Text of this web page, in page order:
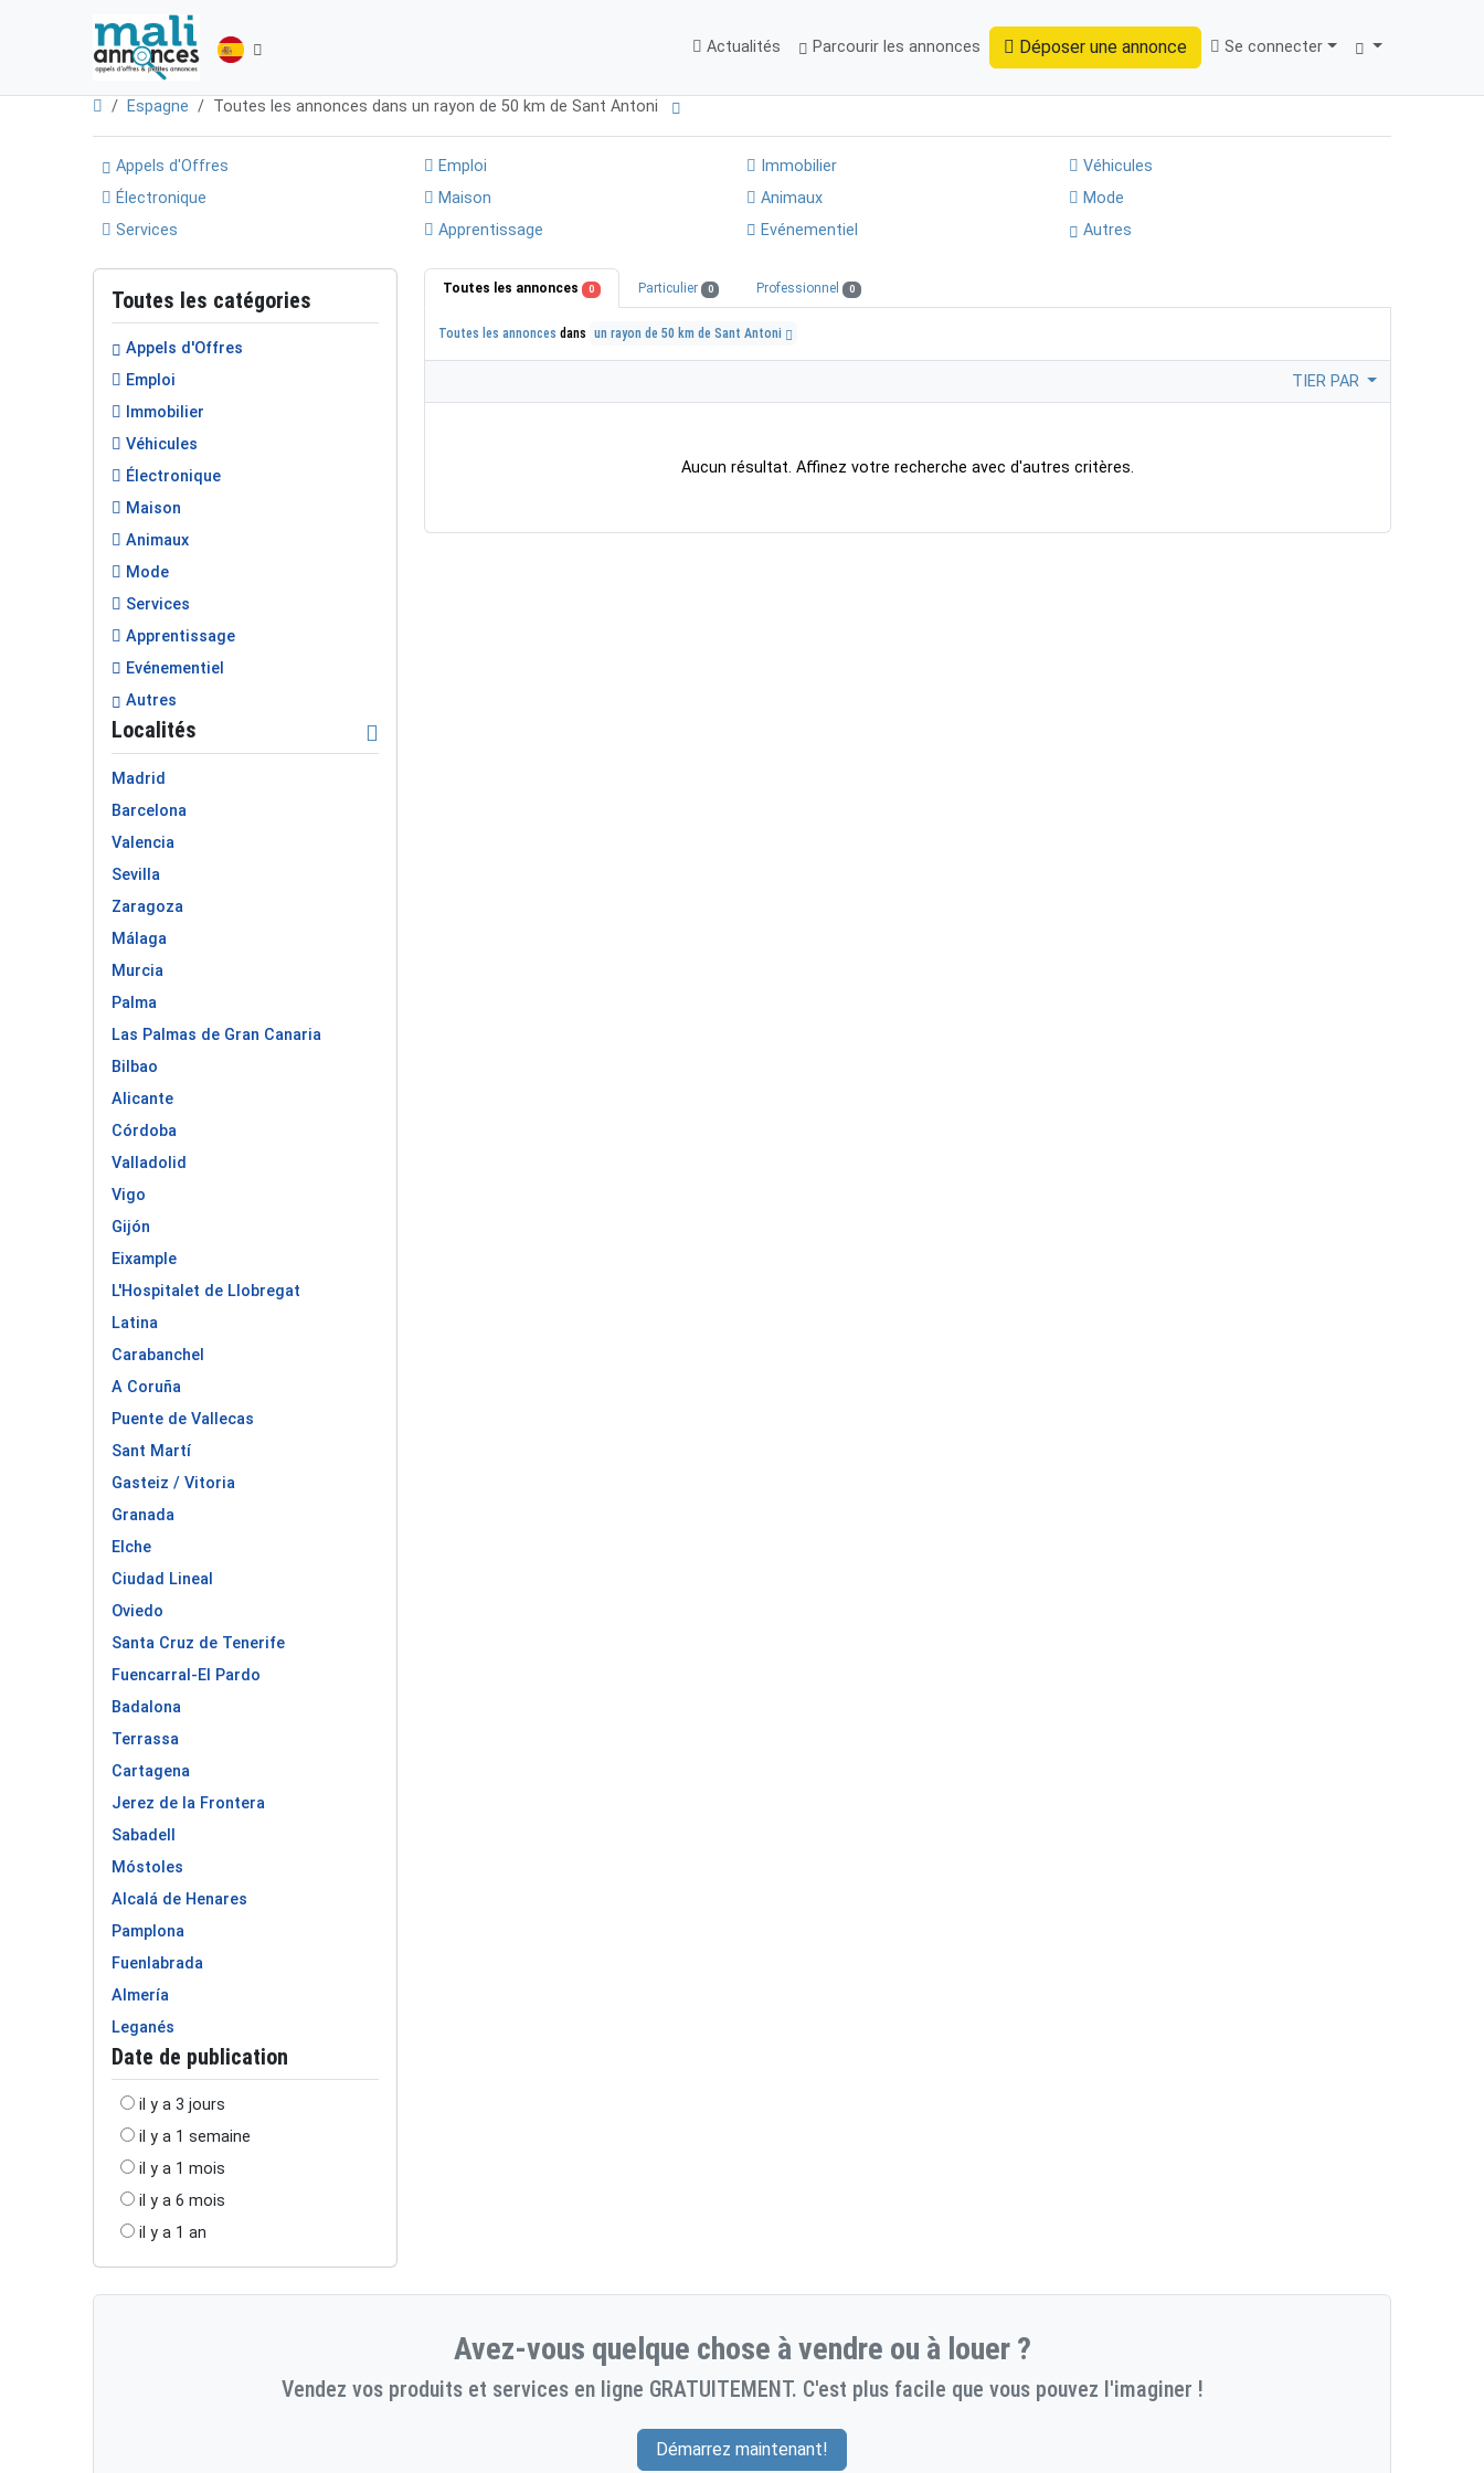
Actualités Parcourir les annonces Déposer une annonce Se connecter
Trouver
Espagne Toutes les annonces dans un rayon de 50 km de Sant Antoni
Appels d'Offres Emploi Immobilier
Véhicules
Électronique
Maison Animaux
Mode
Services
Apprentissage Evénementiel Autres
Toutes les catégories
Appels d'Offres
Emploi
Immobilier
Véhicules
Électronique
Maison
Animaux
Mode
Services
Apprentissage
Evénementiel
Autres
Localités
Madrid
Barcelona
Valencia
Sevilla
Zaragoza
Málaga
Murcia
Palma
Las Palmas de Gran Canaria
Bilbao
Alicante
Córdoba
Valladolid
Vigo
Gijón
Eixample
L'Hospitalet de Llobregat
Latina
Carabanchel
A Coruña
Puente de Vallecas
Sant Martí
Gasteiz / Vitoria
Granada
Elche
Ciudad Lineal
Oviedo
Santa Cruz de Tenerife
Fuencarral-El Pardo
Badalona
Terrassa
Cartagena
Jerez de la Frontera
Sabadell
Móstoles
Alcalá de Henares
Pamplona
Fuenlabrada
Almería
Leganés
Date de publication
il y a 3 jours
il y a 1 semaine
il y a 1 mois
il y a 6 mois
il y a 1 an
Toutes les annonces 0 Particulier 0 Professionnel 0
Toutes les annonces dans un rayon de 50 km de Sant Antoni
TIER PAR
Aucun résultat. Affinez votre recherche avec d'autres critères.
Avez-vous quelque chose à vendre ou à louer ?
Vendez vos produits et services en ligne GRATUITEMENT. C'est plus facile que vous pouvez l'imaginer !
Démarrez maintenant!